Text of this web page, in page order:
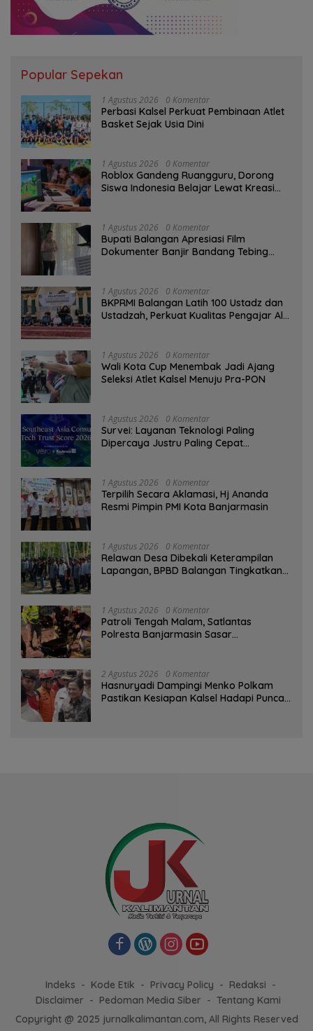
Popular Sepekan
1 Agustus 2026 0 Komentar
Perbasi Kalsel Perkuat Pembinaan Atlet
Basket Sejak Usia Dini
1 Agustus 2026 0 Komentar
Roblox Gandeng Ruangguru, Dorong
Siswa Indonesia Belajar Lewat Kreasi
1 Agustus 2026 0 Komentar
Bupati Balangan Apresiasi Film
Dokumenter Banjir Bandang Tebing
1 Agustus 2026 0 Komentar
BKPRMI Balangan Latih 100 Ustadz dan
Ustadzah, Perkuat Kualitas Pengajar Al-
1 Agustus 2026 0 Komentar
Wali Kota Cup Menembak Jadi Ajang
Seleksi Atlet Kalsel Menuju Pra-PON
1 Agustus 2026 0 Komentar
Survei: Layanan Teknologi Paling
Dipercaya Justru Paling Cepat
1 Agustus 2026 0 Komentar
‎Terpilih Secara Aklamasi, Hj Ananda
Resmi Pimpin PMI Kota Banjarmasin
1 Agustus 2026 0 Komentar
Relawan Desa Dibekali Keterampilan
Lapangan, BPBD Balangan Tingkatkan
1 Agustus 2026 0 Komentar
Patroli Tengah Malam, Satlantas
Polresta Banjarmasin Sasar
2 Agustus 2026 0 Komentar
Hasnuryadi Dampingi Menko Polkam
Pastikan Kesiapan Kalsel Hadapi Puncak
Indeks Kode Etik Privacy Policy
Redaksi
Disclaimer
Pedoman Media Siber
Tentang Kami
Copyright @ 2025 jurnalkalimantan.com, All Rights Reserved